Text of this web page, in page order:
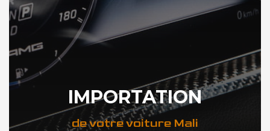
IMPORTATION
de votre voiture Mali